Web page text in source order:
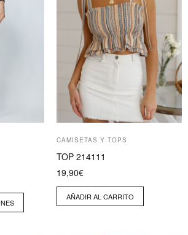
CAMISETAS Y TOPS
TOP 214111
19,90€
AÑADIR AL CARRITO